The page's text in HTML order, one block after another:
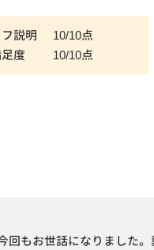
説明
10/10点
度
10/10点
もお世話になりました